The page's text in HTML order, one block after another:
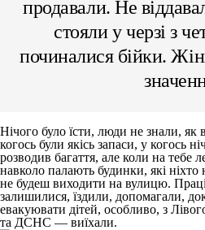
продавали. Не
стояли у черзі з
починалися бійки.
Нічого було їсти, люди не знали,
когось були якісь запаси, у когось
розводив багаття, але коли на тебе
навколо палають будинки, які ніхто
не будеш виходити на вулицю.
залишилися, їздили, допомагали,
евакуювати дітей, особливо, з
та ДСНС — виїхали.